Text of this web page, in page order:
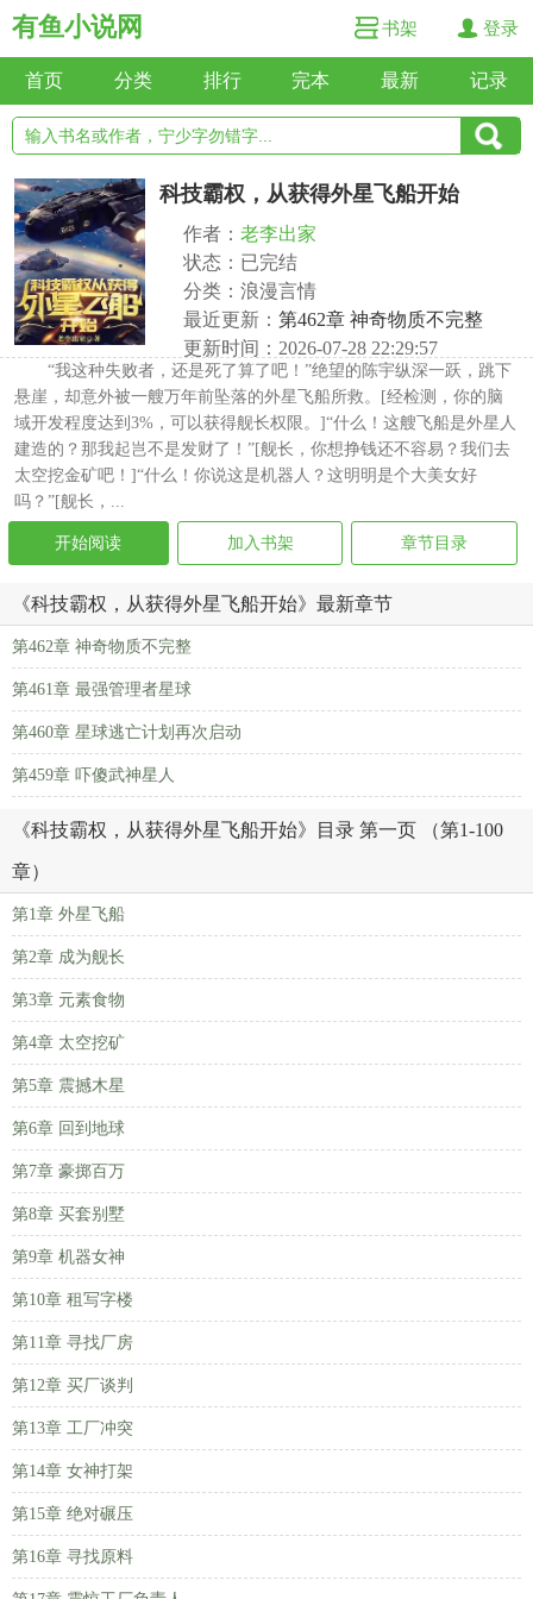
有鱼小说网 书架 登录
首页 分类 排行 完本 最新 记录
科技霸权，从获得外星飞船开始
作者： 老李出家
状态：已完结
分类：浪漫言情
最近更新： 第462章 神奇物质不完整
更新时间：2026-07-28 22:29:57
“我这种失败者，还是死了算了吧！”绝望的陈宇纵深一跃，跳下
悬崖，却意外被一艘万年前坠落的外星飞船所救。[经检测，你的脑
域开发程度达到3%，可以获得舰长权限。]“什么！这艘飞船是外星人
建造的？那我起岂不是发财了！”[舰长，你想挣钱还不容易？我们去
太空挖金矿吧！]“什么！你说这是机器人？这明明是个大美女好
吗？”[舰长，...
开始阅读 加入书架 章节目录
《科技霸权，从获得外星飞船开始》最新章节
第462章 神奇物质不完整
第461章 最强管理者星球
第460章 星球逃亡计划再次启动
第459章 吓傻武神星人
《科技霸权，从获得外星飞船开始》目录 第一页 （第1-100
章）
第1章 外星飞船
第2章 成为舰长
第3章 元素食物
第4章 太空挖矿
第5章 震撼木星
第6章 回到地球
第7章 豪掷百万
第8章 买套别墅
第9章 机器女神
第10章 租写字楼
第11章 寻找厂房
第12章 买厂谈判
第13章 工厂冲突
第14章 女神打架
第15章 绝对碾压
第16章 寻找原料